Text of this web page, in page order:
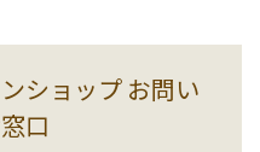
ショップ お問い
口